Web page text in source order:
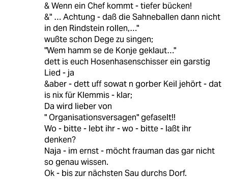
& Wenn ein Chef kommt - tiefer bücken!
&" … Achtung - daß die Sahneballen dann nicht
in den Rindstein rollen,…"
wußte schon Dege zu singen;
"Wem hamm se de Konje geklaut…"
dett is euch Hosenhasenschisser ein garstig
Lied - ja
&aber - dett uff sowat n gorber Keil jehört - dat
is nix für Klemmis - klar;
Da wird lieber von
" Organisationsversagen" gefaselt!!
Wo - bitte - lebt ihr - wo - bitte - laßt ihr
denken?
Naja - im ernst - möcht frauman das gar nicht
so genau wissen.
Ok - bis zur nächsten Sau durchs Dorf.